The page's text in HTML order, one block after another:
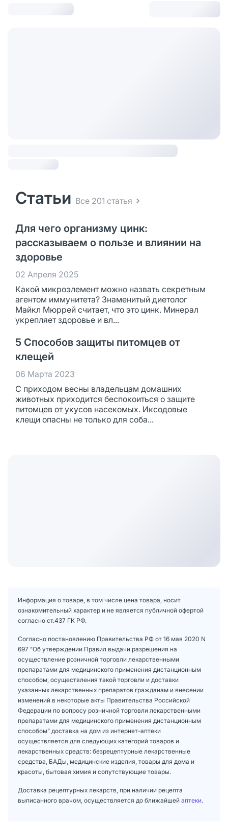
Статьи Все 201 статья
Для чего организму цинк:
рассказываем о пользе и влиянии на
здоровье
02 Апреля 2025
Какой микроэлемент можно назвать секретным
агентом иммунитета? Знаменитый диетолог
Майкл Мюррей считает, что это цинк. Минерал
укрепляет здоровье и вл...
5 Способов защиты питомцев от
клещей
06 Марта 2023
С приходом весны владельцам домашних
животных приходится беспокоиться о защите
питомцев от укусов насекомых. Иксодовые
клещи опасны не только для соба...
Информация о товаре, в том числе цена товара, носит
ознакомительный характер и не является публичной офертой
согласно ст.437 ГК РФ.
Согласно постановлению Правительства РФ от 16 мая 2020 N
697 "Об утверждении Правил выдачи разрешения на
осуществление розничной торговли лекарственными
препаратами для медицинского применения дистанционным
способом, осуществления такой торговли и доставки
указанных лекарственных препаратов гражданам и внесении
изменений в некоторые акты Правительства Российской
Федерации по вопросу розничной торговли лекарственными
препаратами для медицинского применения дистанционным
способом" доставка на дом из интернет-аптеки
осуществляется для следующих категорий товаров и
лекарственных средств: безрецептурные лекарственные
средства, БАДы, медицинские изделия, товары для дома и
красоты, бытовая химия и сопутствующие товары.
Доставка рецептурных лекарств, при наличии рецепта
выписанного врачом, осуществляется до ближайшей аптеки.